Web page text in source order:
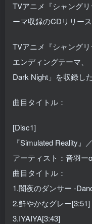
TVアニメ『シャング
ーマ収録のCDリリース
TVアニメ『シャング
エンディングテーマ、
Dark Night」を収録し
曲目タイトル：
[Disc1]
『Simulated Reality』
アーティスト：音羽ー
曲目タイトル：
1.闇夜のダンサー -
2.鮮やかなグレー[3:51]
3.IYAIYA[3:43]